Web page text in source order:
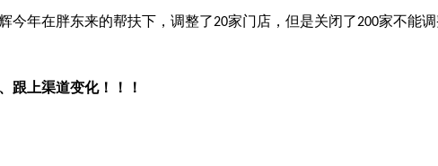
今年在胖东来的帮扶下，调整了20家门店，但是关闭了200家不能调
跟上渠道变化！！！